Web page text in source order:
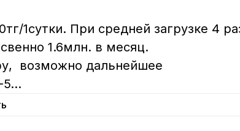
1сутки. При средней загрузке 4
1.6млн. в месяц.
возможно дальнейшее
5...